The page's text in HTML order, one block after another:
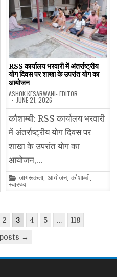
RSS कार्यालय भरवारी में अंतर्राष्ट्रीय
योग दिवस पर शाखा के उपरांत योग का
आयोजन
ASHOK KESARWANI- EDITOR
JUNE 21, 2026
कौशाम्बी: RSS कार्यालय भरवारी
में अंतर्राष्ट्रीय योग दिवस पर
शाखा के उपरांत योग का
आयोजन,…
Posted
in
जागरूकता,आयोजन,कौशाम्बी,
स्वास्थ्य
2 3 4 5 … 118
→